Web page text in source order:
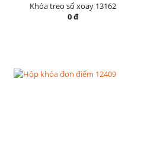
Khóa treo số xoay 13162
0 đ